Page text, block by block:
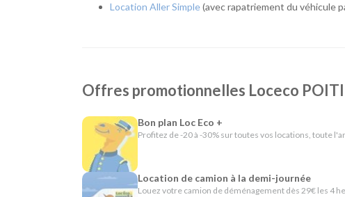
Depuis plus de 40 ans, Loc Eco propose une location de
En résumé - Location de voiture à Poitiers
Catégories de voitures : Citadines
Catégories d'utilitaires :Camions de déménagement -
chantier
Location Aller Simple(avec rapatriement du véhicule
Offres promotionnelles Loceco
Bon plan Loc Eco +
Profitez de -20 à -30% sur toutes vos locations, toute
Location de camion à la demi-journée
Louez votre camion de déménagement dès 29€ les 4